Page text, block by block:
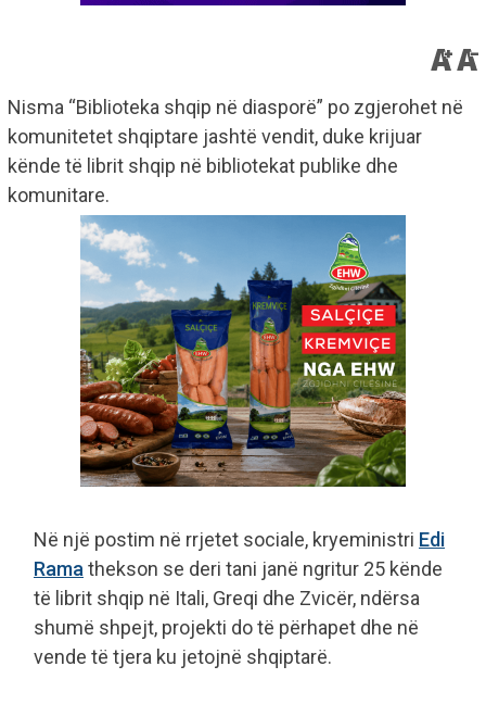
Nisma “Biblioteka shqip në diasporë” po zgjerohet në
komunitetet shqiptare jashtë vendit, duke krijuar
kënde të librit shqip në bibliotekat publike dhe
komunitare.
Në një postim në rrjetet sociale, kryeministri Edi
Ramathekson se deri tani janë ngritur 25 kënde
të librit shqip në Itali, Greqi dhe Zvicër, ndërsa
shumë shpejt, projekti do të përhapet dhe në
vende të tjera ku jetojnë shqiptarë.